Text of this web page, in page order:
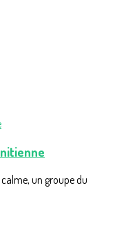
un groupe du